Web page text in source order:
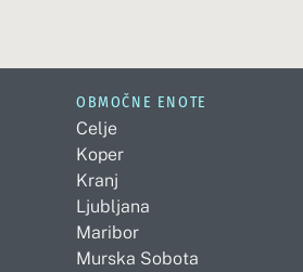
OBMOČNE ENOTE
Celje
Koper
Kranj
Ljubljana
Maribor
Murska Sobota